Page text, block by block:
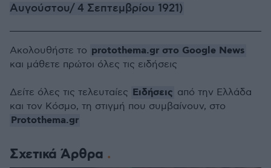
Αυγούστου/ 4 Σεπτεμβρίου 1921)
Σχετικά Άρθρα
Ακολουθήστε το protothema.gr στο Google News
και μάθετε πρώτοι όλες τις ειδήσεις
Δείτε όλες τις τελευταίες Ειδήσεις από την Ελλάδα
και τον Κόσμο, τη στιγμή που συμβαίνουν, στο
Protothema.gr